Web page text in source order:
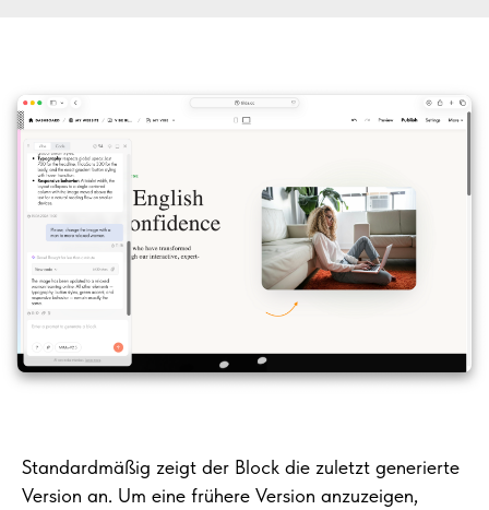
Standardmäßig zeigt der Block die zuletzt generierte
Version an. Um eine frühere Version anzuzeigen,